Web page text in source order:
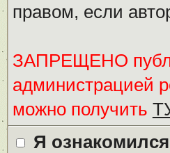
правом, если
ЗАПРЕЩЕНО
администрацией
можно получить
Я